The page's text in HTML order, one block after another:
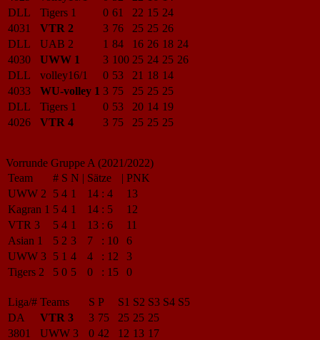
DLL
Tigers 1 0 61 22 15 24
4031
VTR 2 3 76 25 25 26
DLL
UAB 2 1 84 16 26 18 24
4030
UWW 1 3 100 25 24 25 26
DLL
volley16/1 0 53 21 18 14
4033
WU-volley 1 3 75 25 25 25
DLL
Tigers 1 0 53 20 14 19
4026
VTR 4 3 75 25 25 25
Vorrunde Gruppe A (2021/2022)
Team
# S N | Sätze | PNK
UWW 2
5 4 1 14 : 4
13
Kagran 1 5 4 1 14 : 5
12
VTR 3
5 4 1 13 : 6
11
Asian 1
5 2 3 7 : 10
6
UWW 3 5 1 4 4 : 12
3
Tigers 2
5 0 5 0 : 15 0
Liga/# Teams S P S1 S2 S3 S4 S5
DA
VTR 3 3 75 25 25 25
3801
UWW 3 0 42 12 13 17